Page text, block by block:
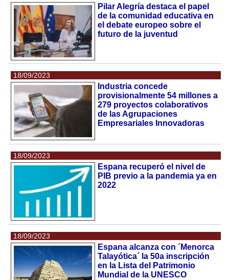
Pilar Alegría destaca el papel
de la comunidad educativa en
el debate europeo sobre el
futuro de la juventud
18/09/2023
Industria concede
provisionalmente 54 millones a
279 proyectos colaborativos
de las Agrupaciones
Empresariales Innovadoras
18/09/2023
Espana recuperó el nivel de
PIB previo a la pandemia ya en
2022
18/09/2023
Espana alcanza con ´Menorca
Talayótica´ la 50a inscripción
en la Lista del Patrimonio
Mundial de la UNESCO